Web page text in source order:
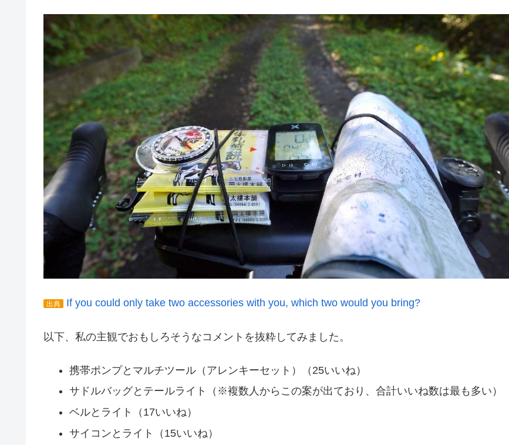
出典 If you could only take two accessories with you, which two would you bring?
以下、私の主観でおもしろそうなコメントを抜粋してみました。
携帯ポンプとマルチツール（アレンキーセット）（25いいね）
サドルバッグとテールライト（※複数人からこの案が出ており、合計いいね数は最も多い）
ベルとライト（17いいね）
サイコンとライト（15いいね）